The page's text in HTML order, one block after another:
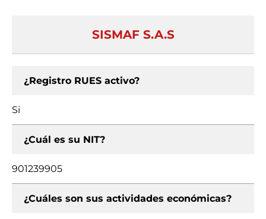
SISMAF S.A.S
¿Registro RUES activo?
Si
¿Cuál es su NIT?
901239905
¿Cuáles son sus actividades económicas?